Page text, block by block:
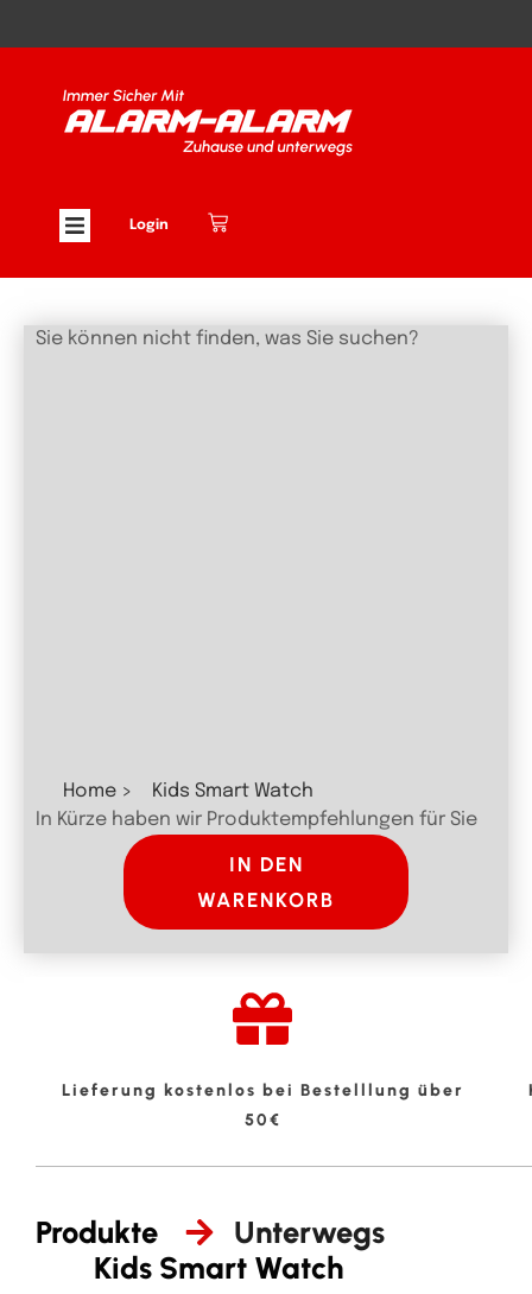
Login
Home >
Kids Smart Watch
In Kürze haben wir Produktempfehlungen für Sie
IN DEN
WARENKORB
Sie können nicht finden, was Sie suchen?
Lieferung kostenlos bei Bestelllung über
50€
Produkte
Unterwegs
Kids Smart Watch